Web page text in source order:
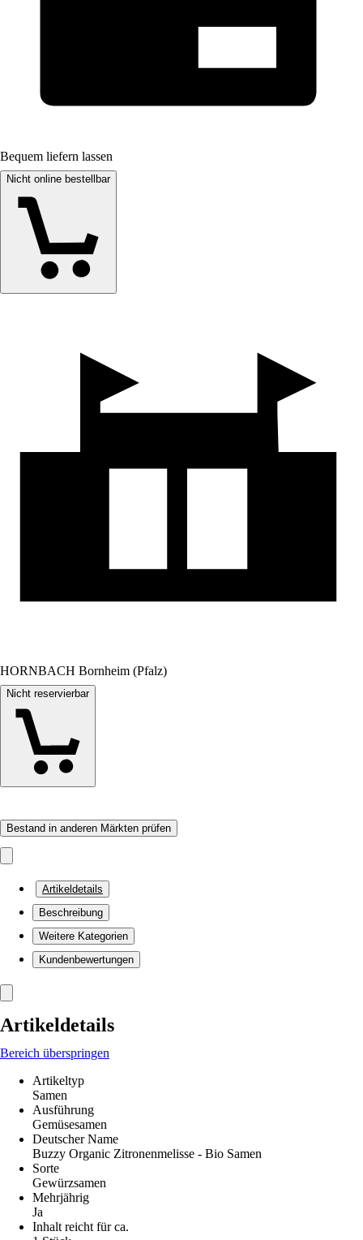
Bequem liefern lassen
Nicht online bestellbar
HORNBACH Bornheim (Pfalz)
Nicht reservierbar
Bestand in anderen Märkten prüfen
Artikeldetails
Beschreibung
Weitere Kategorien
Kundenbewertungen
Artikeldetails
Bereich überspringen
Artikeltyp
Samen
Ausführung
Gemüsesamen
Deutscher Name
Buzzy Organic Zitronenmelisse - Bio Samen
Sorte
Gewürzsamen
Mehrjährig
Ja
Inhalt reicht für ca.